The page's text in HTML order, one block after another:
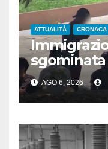
ATTUALITÀ CRONACA
Algeria,
AGO 6, 2026